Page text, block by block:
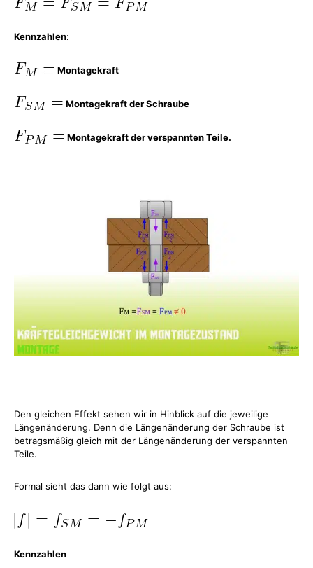
Kennzahlen:
Montagekraft
Montagekraft der Schraube
Montagekraft der verspannten Teile.
Den gleichen Effekt sehen wir in Hinblick auf die jeweilige
Längenänderung. Denn die Längenänderung der Schraube ist
betragsmäßig gleich mit der Längenänderung der verspannten
Teile.
Formal sieht das dann wie folgt aus:
Kennzahlen